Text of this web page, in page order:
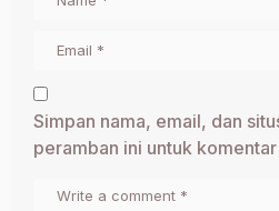
Simpan nama, email, dan
peramban ini untuk